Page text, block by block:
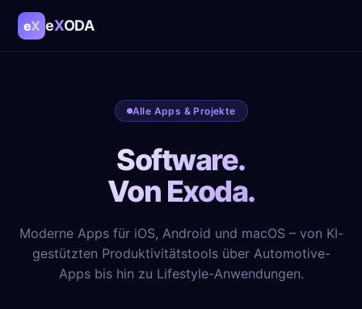
eX eXODA
Alle Apps & Projekte
Software.
Von Exoda.
Moderne Apps für iOS, Android und macOS – von KI-
gestützten Produktivitätstools über Automotive-
Apps bis hin zu Lifestyle-Anwendungen.